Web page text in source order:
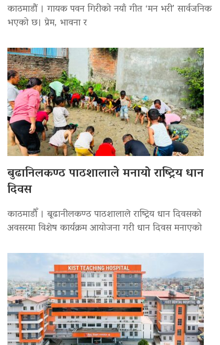
काठमाडौं । गायक पवन गिरीको नयाँ गीत ‘मन भरी’ सार्वजनिक
भएको छ। प्रेम, भावना र
बुढानिलकण्ठ पाठशालाले मनायो राष्ट्रिय धान
दिवस
काठमाडौँ । बूढानीलकण्ठ पाठशालाले राष्ट्रिय धान दिवसको
अवसरमा विशेष कार्यक्रम आयोजना गरी धान दिवस मनाएको